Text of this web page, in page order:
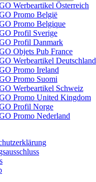
Werbeartikel Österreich
Promo België
Promo Belgique
Profil Sverige
Profil Danmark
Objets Pub France
Werbeartikel Deutschland
Promo Ireland
Promo Suomi
Werbeartikel Schweiz
Promo United Kingdom
Profil Norge
Promo Nederland